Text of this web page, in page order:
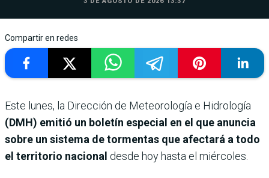
Compartir en redes
Este lunes, la Dirección de Meteorología e Hidrología
(DMH) emitió un boletín especial en el que anuncia
sobre un sistema de tormentas que afectará a todo
el territorio nacional desde hoy hasta el miércoles.